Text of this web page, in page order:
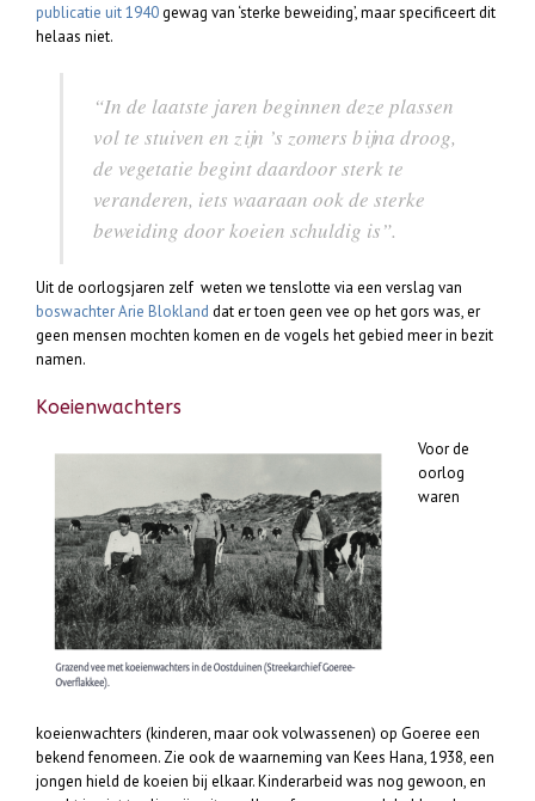
publicatie uit 1940gewag van ‘sterke beweiding’, maar specificeert dit
helaas niet.
“In de laatste jaren beginnen deze plassen
vol te stuiven en zijn ’s zomers bijna droog,
de vegetatie begint daardoor sterk te
veranderen, iets waaraan ook de sterke
beweiding door koeien schuldig is”.
Uit de oorlogsjaren zelf weten we tenslotte via een verslag van
boswachter Arie Blokland dat er toen geen vee op het gors was, er
geen mensen mochten komen en de vogels het gebied meer in bezit
namen.
Koeienwachters
Voor de
oorlog
waren
koeienwachters (kinderen, maar ook volwassenen) op Goeree een
bekend fenomeen. Zie ook de waarneming van Kees Hana, 1938, een
jongen hield de koeien bij elkaar. Kinderarbeid was nog gewoon, en